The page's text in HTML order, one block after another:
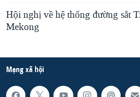
Hội nghị về hệ thống đường sắt
Mekong
Mạng xã hội